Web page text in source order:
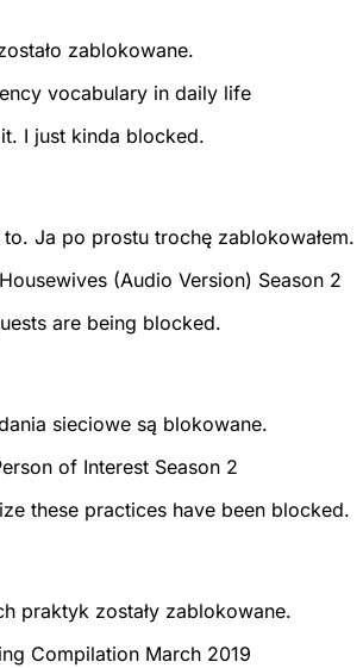
zablokowane.
vocabulary in daily life
I just kinda blocked.
Ja po prostu trochę zablokowałem.
(Audio Version) Season 2
are being blocked.
sieciowe są blokowane.
of Interest Season 2
these practices have been blocked.
praktyk zostały zablokowane.
Compilation March 2019